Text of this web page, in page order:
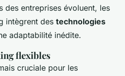
des entreprises évoluent, les
intègrent des technologies
adaptabilité inédite.
flexibles
cruciale pour les